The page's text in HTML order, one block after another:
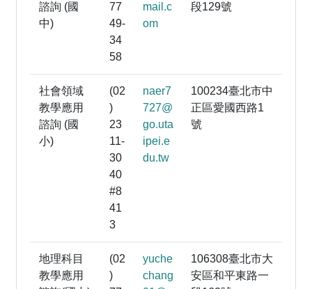
諮詢 (國
中)
77
49-
34
58
mail.c
om
段129號
社會領域
教學應用
諮詢 (國
小)
(02
)
23
11-
30
40
#8
41
3
naer7
727@
go.uta
ipei.e
du.tw
100234臺北市中
正區愛國西路1
號
地理科目
教學應用
(02
)
yuche
chang
106308臺北市大
安區和平東路一